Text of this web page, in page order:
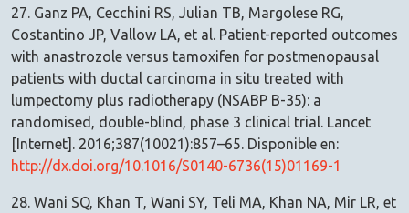
27. Ganz PA, Cecchini RS, Julian TB, Margolese RG,
Costantino JP, Vallow LA, et al. Patient-reported outcomes
with anastrozole versus tamoxifen for postmenopausal
patients with ductal carcinoma in situ treated with
lumpectomy plus radiotherapy (NSABP B-35): a
randomised, double-blind, phase 3 clinical trial. Lancet
[Internet]. 2016;387(10021):857–65. Disponible en:
http://dx.doi.org/10.1016/S0140-6736(15)01169-1
28. Wani SQ, Khan T, Wani SY, Teli MA, Khan NA, Mir LR, et